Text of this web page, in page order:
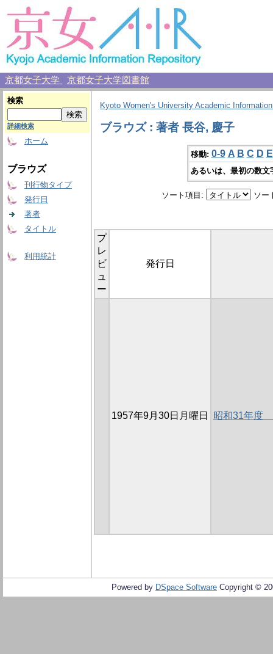
京都女子大学 京都女子大学図書館
検索
詳細検索
ホーム
ブラウズ
刊行物タイプ
発行日
著者
タイトル
利用統計
Kyoto Women's University Academic
ブラウズ : 著者 長谷, 慶子
移動: 0-9 A B C D E
あるいは、最初の数
ソート項目: ソー
プ
レ
ビ
ュ
ー
発行日
1957年9月30日月曜日 昭和31年度
Powered by DSpace Software Copyright ©